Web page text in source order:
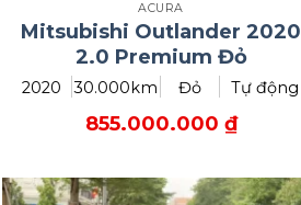
ACURA
Mitsubishi Outlander 2020
2.0 Premium Đỏ
2020 30.000km Đỏ Tự động
855.000.000 ₫